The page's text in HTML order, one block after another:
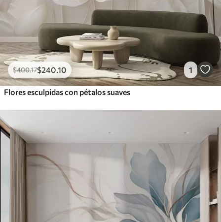
$400.17$240 .10 1
Flores esculpidas con pétalos suaves